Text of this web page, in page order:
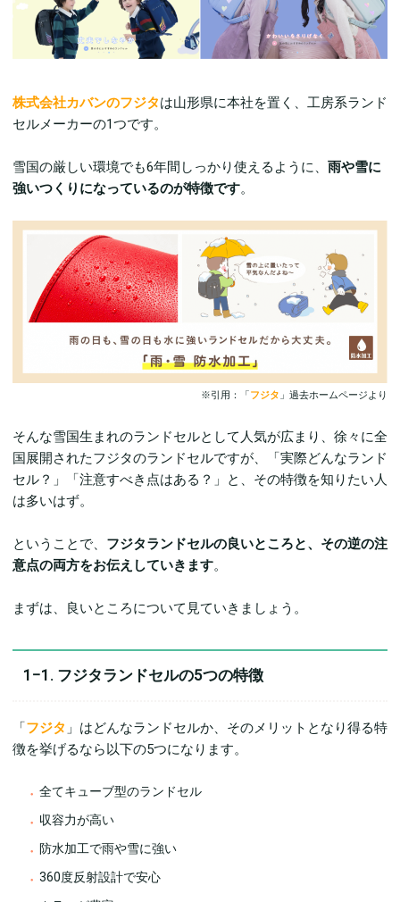
株式会社カバンのフジタは山形県に本社を置く、工房系ランド
セルメーカーの1つです。
雪国の厳しい環境でも6年間しっかり使えるように、 雨や雪に
強いつくりになっているのが特徴です。
※引用：「フジタ 」過去ホームページより
そんな雪国生まれのランドセルとして人気が広まり、徐々に全
国展開されたフジタのランドセルですが、「実際どんなランド
セル？」「注意すべき点はある？」と、その特徴を知りたい人
は多いはず。
ということで、 フジタランドセルの良いところと、その逆の注
意点の両方をお伝えしていきます。
まずは、良いところについて見ていきましょう。
1−1. フジタランドセルの5つの特徴
「フジタ 」はどんなランドセルか、そのメリットとなり得る特
徴を挙げるなら以下の5つになります。
全てキューブ型のランドセル
収容力が高い
防水加工で雨や雪に強い
360度反射設計で安心